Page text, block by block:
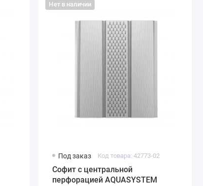
Нет в наличии
Под заказ Код товара: 42773-02
Софит с центральной
перфорацией AQUASYSTEM